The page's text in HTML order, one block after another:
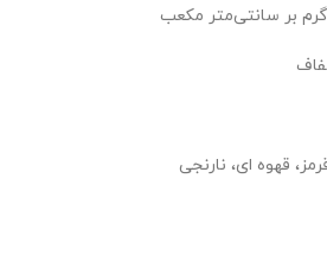
قهوه ای، نارنجی